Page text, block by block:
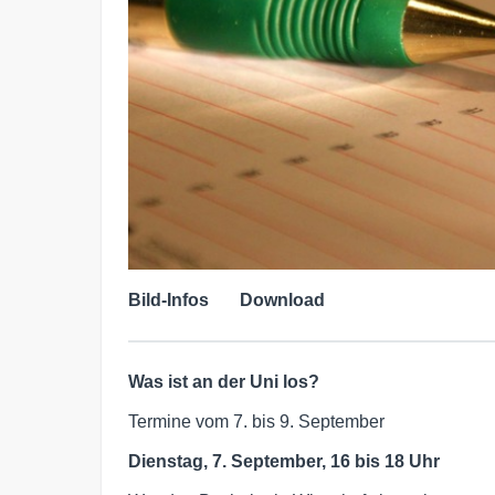
Bild-Infos Download
Was ist an der Uni los?
Termine vom 7. bis 9. September
Dienstag, 7. September, 16 bis 18 Uhr